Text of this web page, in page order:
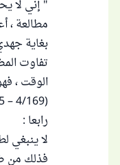
" إني لا
مطالعة ،
بغاية
تفاوت
الوقت ،
(4/169 – 175)
رابعا :
لا ينبغي
فذلك من